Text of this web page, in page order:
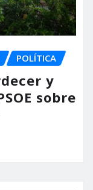
POLÍTICA
y
sobre